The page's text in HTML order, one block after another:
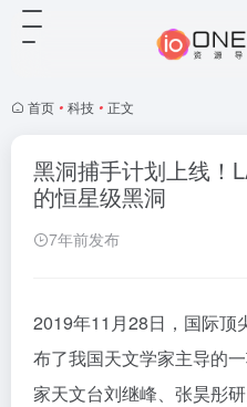
首页 • 科技 • 正文
黑洞捕手计划上线！
的恒星级黑洞
7年前发布
2019年11月28日，国际顶
布了我国天文学家主导的
家天文台刘继峰、张昊彤